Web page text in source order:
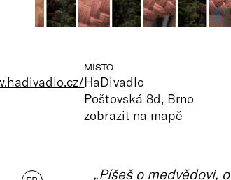
MÍSTO
HaDivadlo
Poštovská 8d, Brno
zobrazit na mapě
„Píšeš o medvědovi,